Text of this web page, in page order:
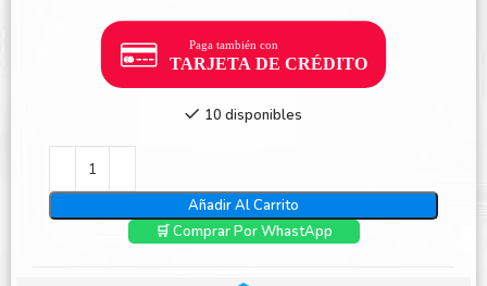
10 disponibles
Añadir Al Carrito
🛒 Comprar Por WhastApp